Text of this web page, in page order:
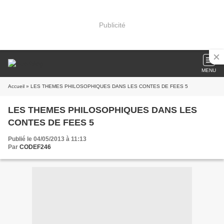
Publicité
MENU
Accueil » LES THEMES PHILOSOPHIQUES DANS LES CONTES DE FEES 5
LES THEMES PHILOSOPHIQUES DANS LES
CONTES DE FEES 5
Publié le 04/05/2013 à 11:13
Par CODEF246